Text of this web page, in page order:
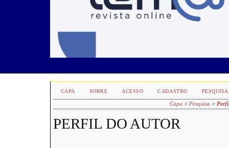
CAPA SOBRE ACESSO CADASTRO PESQUISA
Capa > Pesquisa >
PERFIL DO AUTOR